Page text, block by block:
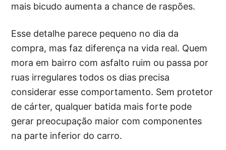
mais bicudo aumenta a chance de raspões.
Esse detalhe parece pequeno no dia da
compra, mas faz diferença na vida real. Quem
mora em bairro com asfalto ruim ou passa por
ruas irregulares todos os dias precisa
considerar esse comportamento. Sem protetor
de cárter, qualquer batida mais forte pode
gerar preocupação maior com componentes
na parte inferior do carro.